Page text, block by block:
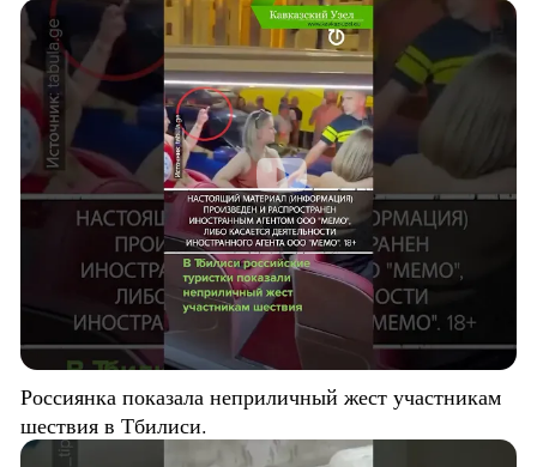
Россиянка показала неприличный жест участникам
шествия в Тбилиси.